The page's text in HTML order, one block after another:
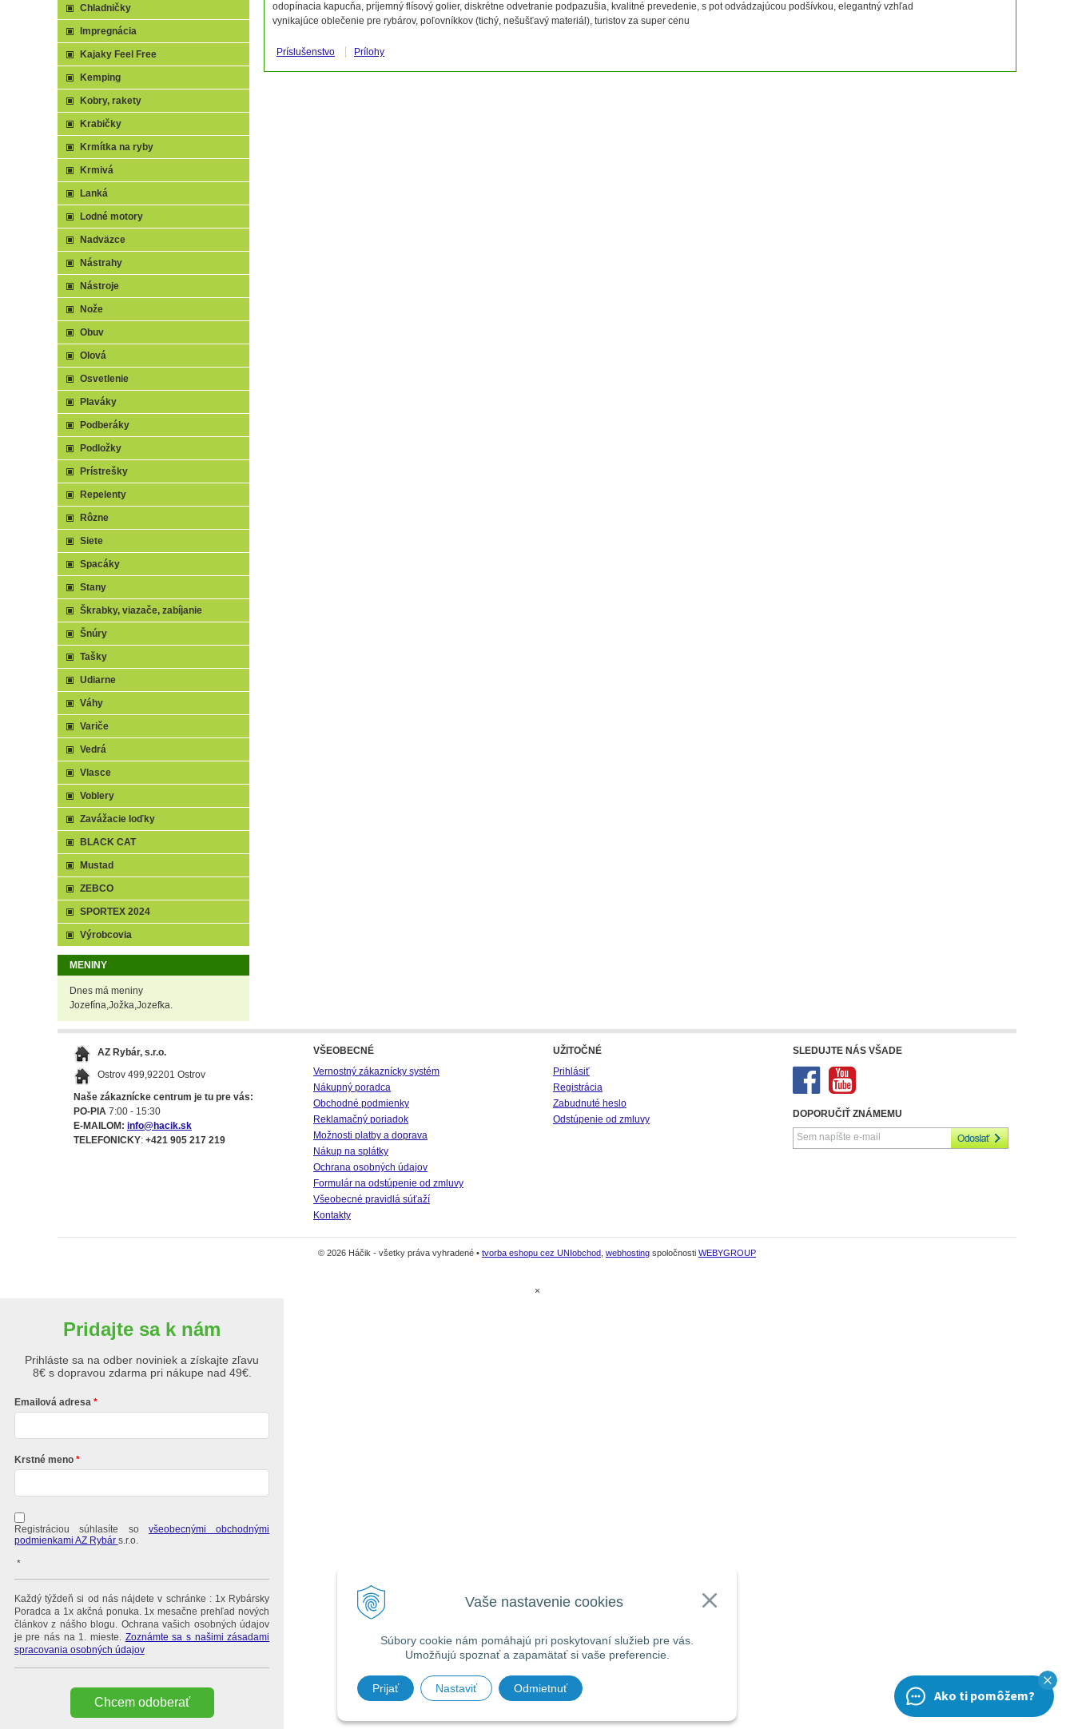
Vaše nastavenie cookies
Súbory cookie nám pomáhajú pri poskytovaní služieb pre vás.
Umožňujú spoznať a zapamätať si vaše preferencie.
Prijať Nastaviť Odmietnuť
odopínacia kapucňa, príjemný flísový golier, diskrétne odvetranie podpazušia, kvalitné prevedenie, s pot odvádzajúcou podšívkou, elegantný vzhľad
vynikajúce oblečenie pre rybárov, poľovníkkov (tichý, nešušťavý materiál), turistov za super cenu
Príslušenstvo Prílohy
Chladničky
Impregnácia
Kajaky Feel Free
Kemping
Kobry, rakety
Krabičky
Krmítka na ryby
Krmivá
Lanká
Lodné motory
Nadväzce
Nástrahy
Nástroje
Nože
Obuv
Olová
Osvetlenie
Plaváky
Podberáky
Podložky
Prístrešky
Repelenty
Rôzne
Siete
Spacáky
Stany
Škrabky, viazače, zabíjanie
Šnúry
Tašky
Udiarne
Váhy
Variče
Vedrá
Vlasce
Voblery
Zavážacie loďky
BLACK CAT
Mustad
ZEBCO
SPORTEX 2024
Výrobcovia
MENINY
Dnes má meniny
Jozefína,Jožka,Jozefka.
AZ Rybár, s.r.o.
Ostrov 499,92201 Ostrov
Naše zákaznícke centrum je tu pre vás:
PO-PIA 7:00 - 15:30
E-MAILOM: info@hacik.sk
TELEFONICKY: +421 905 217 219
VŠEOBECNÉ
Vernostný zákaznícky systém
Nákupný poradca
Obchodné podmienky
Reklamačný poriadok
Možnosti platby a doprava
Nákup na splátky
Ochrana osobných údajov
Formulár na odstúpenie od zmluvy
Všeobecné pravidlá súťaží
Kontakty
UŽITOČNÉ
Prihlásiť
Registrácia
Zabudnuté heslo
Odstúpenie od zmluvy
SLEDUJTE NÁS VŠADE
DOPORUČIŤ ZNÁMEMU
© 2026 Háčik - všetky práva vyhradené • tvorba eshopu cez UNIobchod webhosting spoločnosti WEBYGROUP
×
Pridajte sa k nám
Prihláste sa na odber noviniek a získajte zľavu
8€ s dopravou zdarma pri nákupe nad 49€.
Emailová adresa
Krstné meno
Registráciou súhlasíte so všeobecnými obchodnými
podmienkami AZ Rybár s.r.o.
*
Každý týždeň si od nás nájdete v schránke : 1x Rybársky
Poradca a 1x akčná ponuka. 1x mesačne prehľad nových
článkov z nášho blogu. Ochrana vašich osobných údajov
je pre nás na 1. mieste. Zoznámte sa s našimi zásadami
spracovania osobných údajov
Chcem odoberať Ako ti pomôžem?